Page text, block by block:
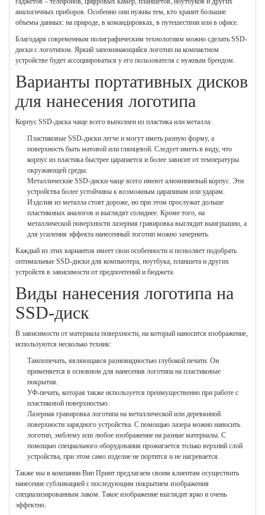
аналогичных приборов. Особенно они нужны тем, кто хранит большие
объемы данных: на природе, в командировках, в путешествии или в офисе.
Благодаря современным полиграфическим технологиям можно сделать SSD-
диски с логотипом. Яркий запоминающийся логотип на компактном
устройстве будет ассоциироваться у его пользователя с нужным брендом.
Варианты портативных дисков
для нанесения логотипа
Корпус SSD-диска чаще всего выполнен из пластика или металла:
Пластиковые SSD-диски легче и могут иметь разную форму, а
поверхность быть матовой или глянцевой. Следует иметь в виду, что
корпус из пластика быстрее царапается и более зависит от температуры
окружающей среды.
Металлические SSD-диски чаще всего имеют алюминиевый корпус. Эти
устройства более устойчивы к возможным царапинам или ударам.
Изделия из металла стоят дороже, но при этом прослужат дольше
пластиковых аналогов и выглядят солиднее. Кроме того, на
металлической поверхности лазерная гравировка выглядит выигрышно, а
для усиления эффекта нанесенный логотип можно зачернить.
Каждый из этих вариантов имеет свои особенности и позволяет подобрать
оптимальные SSD-диски для компьютера, ноутбука, планшета и других
устройств в зависимости от предпочтений и бюджета.
Виды нанесения логотипа на
SSD-диск
В зависимости от материала поверхности, на который наносится изображение,
используются несколько техник:
Тампопечать, являющаяся разновидностью глубокой печати. Он
применяется в основном для нанесения логотипа на пластиковые
покрытия.
УФ-печать, которая также используется преимущественно при работе с
пластиковой поверхностью.
Лазерная гравировка логотипа на металлической или деревянной
поверхности зарядного устройства. С помощью лазера можно наносить
логотип, эмблему или любое изображение на разные материалы. С
помощью специального оборудования прожигается только верхний слой
устройства, при этом само изделие не портится и не нагревается.
Также мы в компании Вип Принт предлагаем своим клиентам осуществить
нанесение сублимацией с последующим покрытием изображения
специализированным лаком. Такое изображение выглядит ярко и очень
эффектно.